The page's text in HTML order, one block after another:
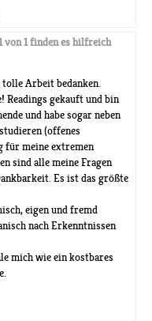
von 1 finden es hilfreich
Arbeit bedanken.
Readings gekauft und bin
und habe sogar neben
(offenes
für meine extremen
sind alle meine Fragen
Es ist das größte
eigen und fremd
nach Erkenntnissen
mich wie ein kostbares